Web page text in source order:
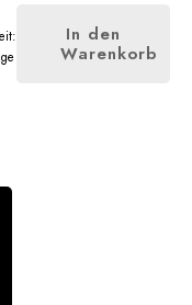
In den
Warenkorb